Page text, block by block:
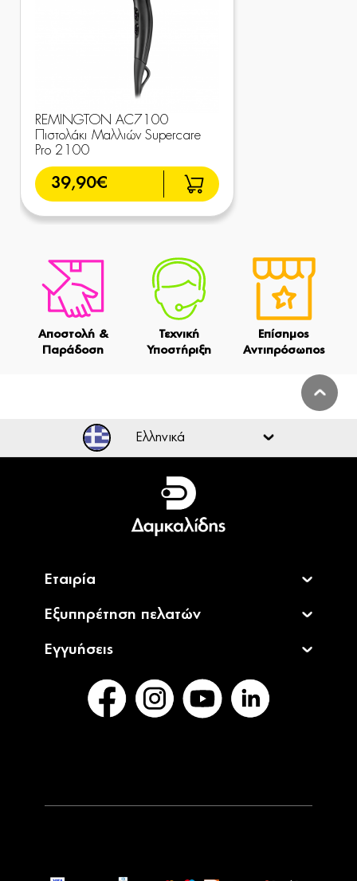
REMINGTON AC7100
Πιστολάκι Μαλλιών Supercare
Pro 2100
39,90€
Αποστολή &
Παράδοση
Τεχνική
Υποστήριξη
Επίσημος
Αντιπρόσωπος
Ελληνικά
Ελληνικά
English
Εταιρία
Εξυπηρέτηση πελατών
Εγγυήσεις